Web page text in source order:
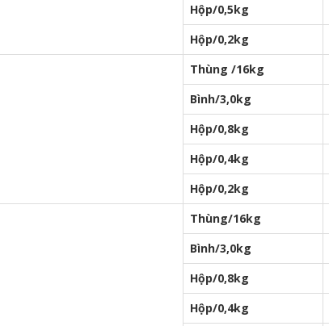
Hộp/0,5kg
Hộp/0,2kg
Thùng /16kg
Bình/3,0kg
Hộp/0,8kg
Hộp/0,4kg
Hộp/0,2kg
Thùng/16kg
Bình/3,0kg
Hộp/0,8kg
Hộp/0,4kg